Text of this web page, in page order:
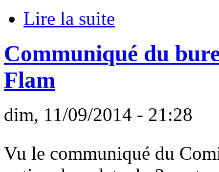
Lire la suite
Communiqué du
Flam
dim, 11/09/2014 - 21:28
Vu le communiqué du